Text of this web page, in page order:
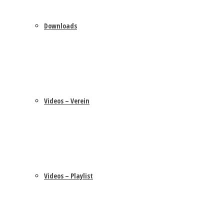
Downloads
Videos – Verein
Videos – Playlist